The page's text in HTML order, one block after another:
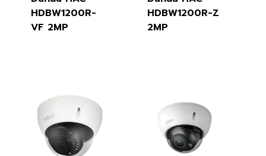
HDBW1200R-
VF 2MP
HDBW1200R-Z
2MP